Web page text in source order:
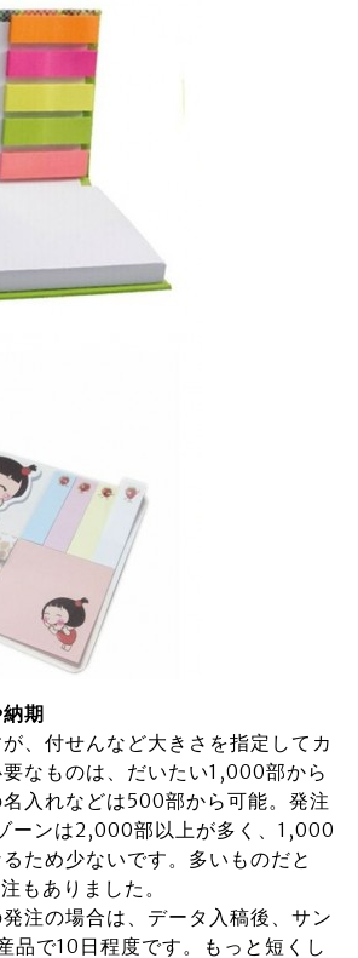
期
、付せんなど大きさを指定してカ
なものは、だいたい1,000部から
入れなどは500部から可能。発注
ーンは2,000部以上が多く、1,000
ため少ないです。多いものだと
もありました。
注の場合は、データ入稿後、サン
品で10日程度です。もっと短くし